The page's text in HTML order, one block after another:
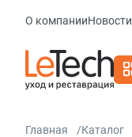
О компанииНовости
Главная Каталог